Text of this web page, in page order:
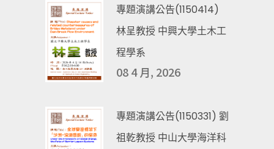
專題演講公告(1150414)
林呈教授 中興大學土木工
程學系
08 4 月, 2026
專題演講公告(1150331) 劉
祖乾教授 中山大學海洋科